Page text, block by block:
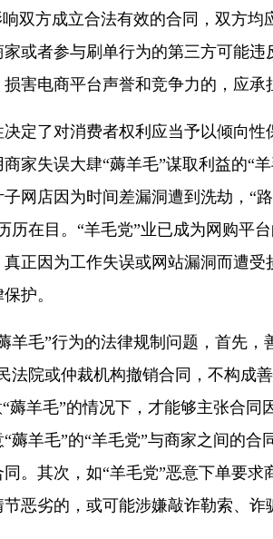
双方成立合法有效的合同，双方均
或者参与刷单行为的第三方可能违
害电商平台声誉和竞争力的，应承
了对消费者权利应当予以倾向性
家失误大肆“薅羊毛”谋取利益的“
网店因为时间差漏洞遭到洗劫，“
历在目。“羊毛党”业已成为网购平
正因为工作失误或网站漏洞而遭受
护。
毛”行为的法律规制问题，首先，
法院或仲裁机构撤销合同，不构成
薅羊毛”的情况下，才能够主张合同
薅羊毛”的“羊毛党”与商家之间的合
。其次，如“羊毛党”恶意下单要求
恶劣的，或可能涉嫌敲诈勒索、诈